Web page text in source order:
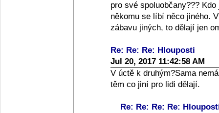
pro své spoluobčany???
někomu se líbí něco jiného.
zábavu jiných, to dělají jen
Re: Re: Re: Hlouposti
Jul 20, 2017 11:42:58 AM
V úctě k druhým?Sama
těm co jiní pro lidi dělají.
Re: Re: Re: Re: